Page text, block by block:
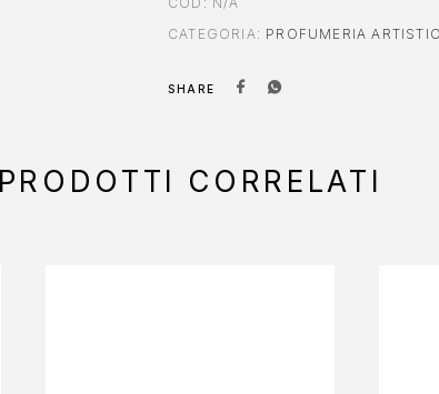
CATEGORIA: PROFUMERIA
SHARE
PRODOTTI CORRELATI